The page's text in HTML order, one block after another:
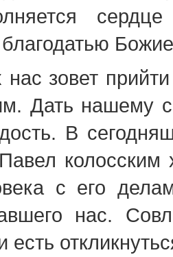
благодатью
нас зовет
Дать нашему
В
колосским
с его
нас.
есть